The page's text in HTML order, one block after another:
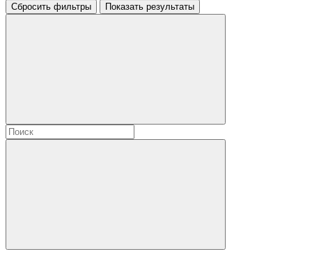
Сбросить фильтры
Показать результаты